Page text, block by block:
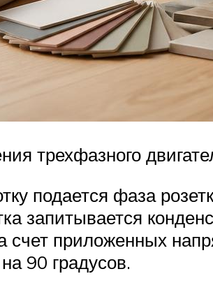
трехфазного
подается фаза
запитывается
счет приложенных
90 градусов.